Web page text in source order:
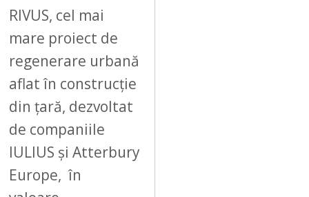
RIVUS, cel mai
mare proiect de
regenerare urbană
aflat în construcție
din țară, dezvoltat
de companiile
IULIUS și Atterbury
Europe, în